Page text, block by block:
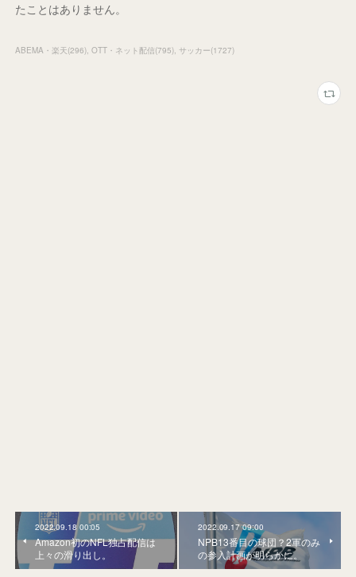
たことはありません。
ABEMA・楽天(296) OTT・ネット配信(795) サッカー(1727)
2022.09.18 00:05
Amazon初のNFL独占配信は
上々の滑り出し。
2022.09.17 09:00
NPB13番目の球団？2軍のみ
の参入計画が明らかに。